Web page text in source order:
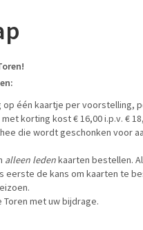
op één kaartje per voorstelling,
korting kost € 16,00 i.p.v. €
die wordt geschonken voor
alleen ledenkaarten bestellen.
eerste de kans om kaarten te
met uw bijdrage.